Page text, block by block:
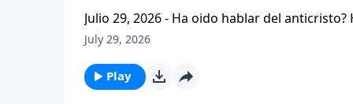
Julio 29, 2026 - Ha oido hablar del
que se refiere la Biblia cuando usa la palabra
capitulo de 2 Tesalonicenses y escuchemos
AFLIGIDO.
July 29, 2026
Play